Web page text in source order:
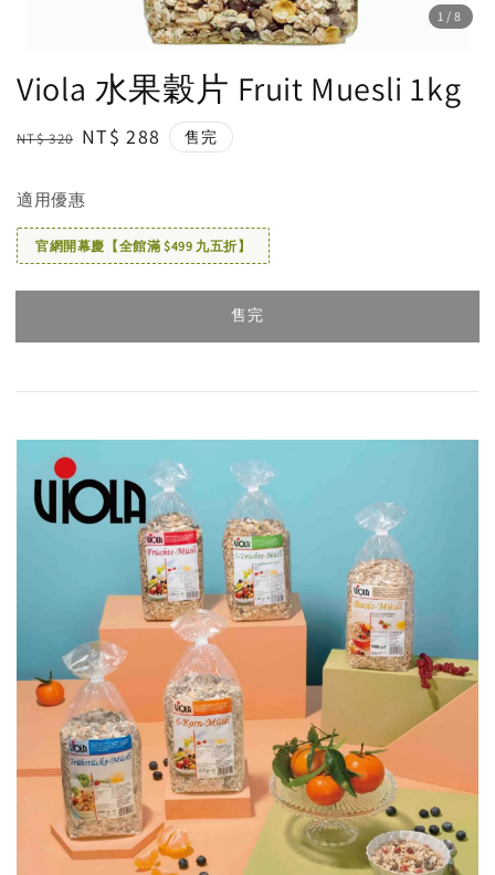
1 /8
Viola 水果穀片 Fruit Muesli 1kg
Regular
NT$ 320 Sale
NT$ 288 售完
適用優惠
官網開幕慶【全館滿 $499 九五折】
售完